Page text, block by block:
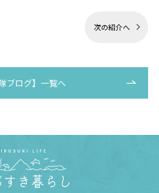
次の紹介へ
ブログ】一覧へ